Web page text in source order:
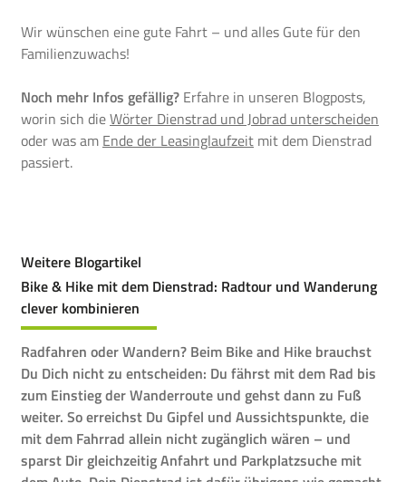
Wir wünschen eine gute Fahrt – und alles Gute für den
Familienzuwachs!
Noch mehr Infos gefällig? Erfahre in unseren Blogposts,
worin sich dieWörter Dienstrad und Jobrad unterscheiden
oder was am Ende der Leasinglaufzeit mit dem Dienstrad
passiert.
Weitere Blogartikel
Bike & Hike mit dem Dienstrad: Radtour und Wanderung
clever kombinieren
Radfahren oder Wandern? Beim Bike and Hike brauchst
Du Dich nicht zu entscheiden: Du fährst mit dem Rad bis
zum Einstieg der Wanderroute und gehst dann zu Fuß
weiter. So erreichst Du Gipfel und Aussichtspunkte, die
mit dem Fahrrad allein nicht zugänglich wären – und
sparst Dir gleichzeitig Anfahrt und Parkplatzsuche mit